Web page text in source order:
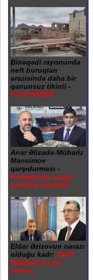
Binəqədi rayonunda
neft buruqları
ərazisində daha bir
qanunsuz tikinti -
FOTO/VİDEO
Anar Əlizadə-Mübariz
Mənsimov
qarşıdurması -
Kompromat savaşı
yenidən başlayıb
Eldar Əzizovun narazı
olduğu kadr: Xalid
Ələkbərov yola
salınır...